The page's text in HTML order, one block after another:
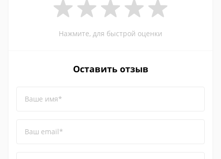
Нажмите, для быстрой оценки
Оставить отзыв
Ваше имя*
Ваш email*